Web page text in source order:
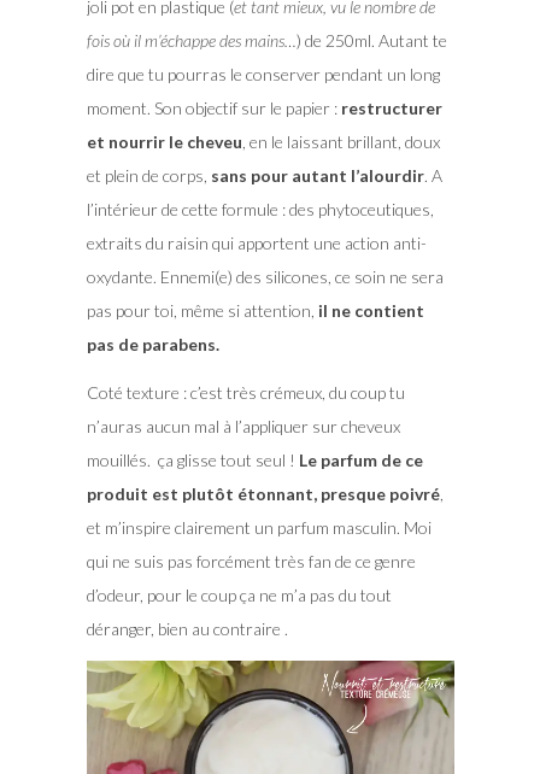
joli pot en plastique (et tant mieux, vu le nombre de
fois où il m’échappe des mains…) de 250ml. Autant te
dire que tu pourras le conserver pendant un long
moment. Son objectif sur le papier :restructurer
et nourrir le cheveu , en le laissant brillant, doux
et plein de corps, sans pour autant l’alourdir. A
l’intérieur de cette formule : des phytoceutiques,
extraits du raisin qui apportent une action anti-
oxydante. Ennemi(e) des silicones, ce soin ne sera
pas pour toi, même si attention, il ne contient
pas de parabens.
Coté texture : c’est très crémeux, du coup tu
n’auras aucun mal à l’appliquer sur cheveux
mouillés. ça glisse tout seul ! Le parfum de ce
produit est plutôt étonnant, presque poivré,
et m’inspire clairement un parfum masculin. Moi
qui ne suis pas forcément très fan de ce genre
d’odeur, pour le coup ça ne m’a pas du tout
déranger, bien au contraire .